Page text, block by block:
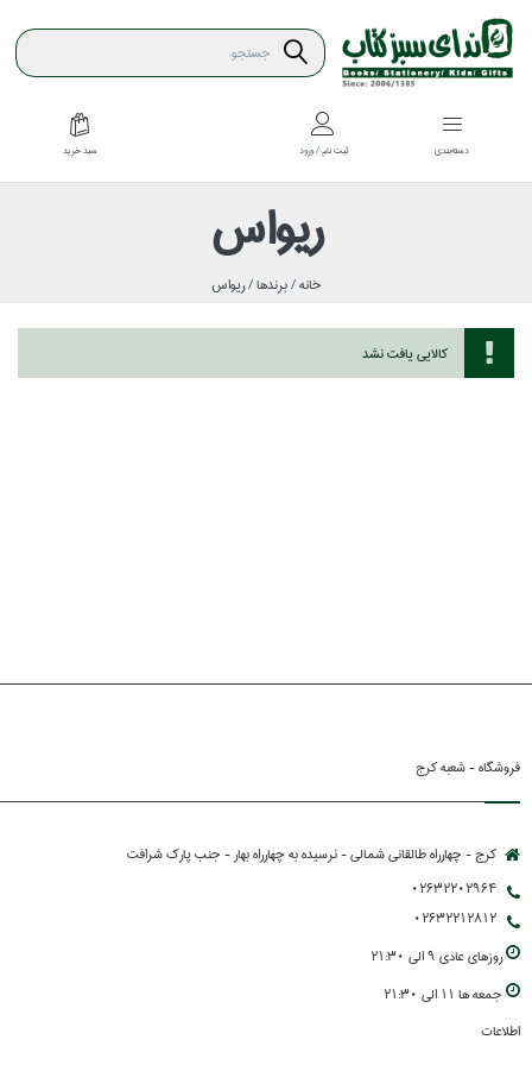
دسته‌بندي ثبت نام / ورود سبد خريد
ريواس
خانه /برندها /ريواس
كالايي يافت نشد
فروشگاه - شعبه کرج
کرج - چهارراه طالقانی شمالی - نرسیده به چهارراه بهار - جنب پارك شرافت
02632202964
02632212812
روزهاي عادي 9 الي 21:30
جمعه ها 11 الي 21:30
اطلاعات